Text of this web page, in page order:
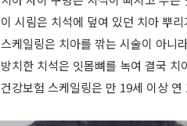
이 시림은 치석에 덮여 있던 치아 뿌
스케일링은 치아를 깎는 시술이 아니
방치한 치석은 잇몸뼈를 녹여 결국 치
건강보험 스케일링은 만 19세 이상